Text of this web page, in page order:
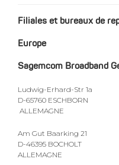
Filiales et bureaux de
Europe
Sagemcom Broadband
Ludwig-Erhard-Str 1a
D-65760 ESCHBORN
ALLEMAGNE
Am Gut Baarking 21
D-46395 BOCHOLT
ALLEMAGNE